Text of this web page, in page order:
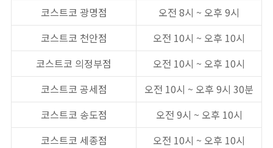
코스트코 광명점
오전 8시 ~ 오후 9시
코스트코 천안점
오전 10시 ~ 오후 10시
코스트코 의정부점
오전 10시 ~ 오후 10시
코스트코 공세점
오전 10시 ~ 오후 9시 30분
코스트코 송도점
오전 9시 ~ 오후 10시
코스트코 세종점
오전 10시 ~ 오후 10시